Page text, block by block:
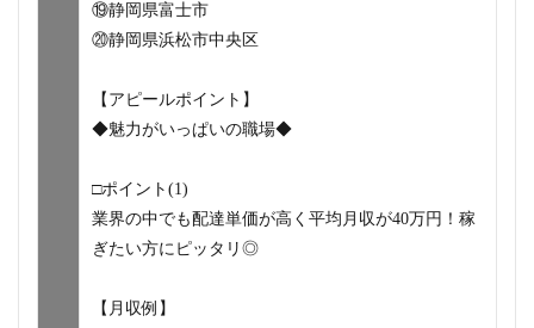
⑲静岡県富士市
⑳静岡県浜松市中央区
【アピールポイント】
◆魅力がいっぱいの職場◆
□ポイント(1)
業界の中でも配達単価が高く平均月収が40万円！稼
ぎたい方にピッタリ◎
【月収例】